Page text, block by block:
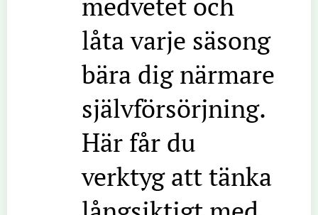
låta varje säsong
bära dig närmare
självförsörjning.
Här får du
verktyg att tänka